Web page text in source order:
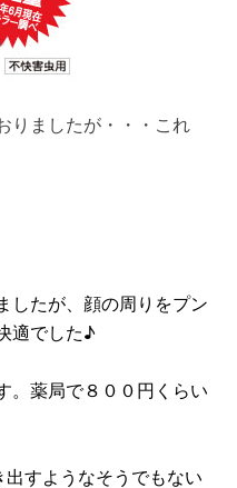
りましたが・・・これ
したが、顔の周りをプン
適でした♪
。薬局で８００円くらい
出すようなそうでもない